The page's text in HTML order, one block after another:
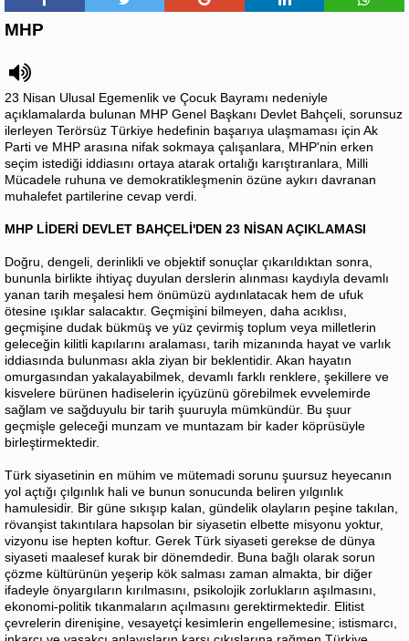
MHP
23 Nisan Ulusal Egemenlik ve Çocuk Bayramı nedeniyle
açıklamalarda bulunan MHP Genel Başkanı Devlet Bahçeli, sorunsuz
ilerleyen Terörsüz Türkiye hedefinin başarıya ulaşmaması için Ak
Parti ve MHP arasına nifak sokmaya çalışanlara, MHP'nin erken
seçim istediği iddiasını ortaya atarak ortalığı karıştıranlara, Milli
Mücadele ruhuna ve demokratikleşmenin özüne aykırı davranan
muhalefet partilerine cevap verdi.
MHP LİDERİ DEVLET BAHÇELİ'DEN 23 NİSAN AÇIKLAMASI
Doğru, dengeli, derinlikli ve objektif sonuçlar çıkarıldıktan sonra,
bununla birlikte ihtiyaç duyulan derslerin alınması kaydıyla devamlı
yanan tarih meşalesi hem önümüzü aydınlatacak hem de ufuk
ötesine ışıklar salacaktır. Geçmişini bilmeyen, daha acıklısı,
geçmişine dudak bükmüş ve yüz çevirmiş toplum veya milletlerin
geleceğin kilitli kapılarını aralaması, tarih mizanında hayat ve varlık
iddiasında bulunması akla ziyan bir beklentidir. Akan hayatın
omurgasından yakalayabilmek, devamlı farklı renklere, şekillere ve
kisvelere bürünen hadiselerin içyüzünü görebilmek evvelemirde
sağlam ve sağduyulu bir tarih şuuruyla mümkündür. Bu şuur
geçmişle geleceği munzam ve muntazam bir kader köprüsüyle
birleştirmektedir.
Türk siyasetinin en mühim ve mütemadi sorunu şuursuz heyecanın
yol açtığı çılgınlık hali ve bunun sonucunda beliren yılgınlık
hamulesidir. Bir güne sıkışıp kalan, gündelik olayların peşine takılan,
rövanşist takıntılara hapsolan bir siyasetin elbette misyonu yoktur,
vizyonu ise hepten koftur. Gerek Türk siyaseti gerekse de dünya
siyaseti maalesef kurak bir dönemdedir. Buna bağlı olarak sorun
çözme kültürünün yeşerip kök salması zaman almakta, bir diğer
ifadeyle önyargıların kırılmasını, psikolojik zorlukların aşılmasını,
ekonomi-politik tıkanmaların açılmasını gerektirmektedir. Elitist
çevrelerin direnişine, vesayetçi kesimlerin engellemesine; istismarcı,